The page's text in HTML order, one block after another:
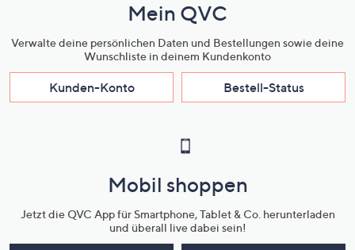
Mein QVC
Verwalte deine persönlichen Daten und Bestellungen sowie deine
Wunschliste in deinem Kundenkonto
Kunden-Konto Bestell-Status
Mobil shoppen
Jetzt die QVC App für Smartphone, Tablet & Co. herunterladen
und überall live dabei sein!